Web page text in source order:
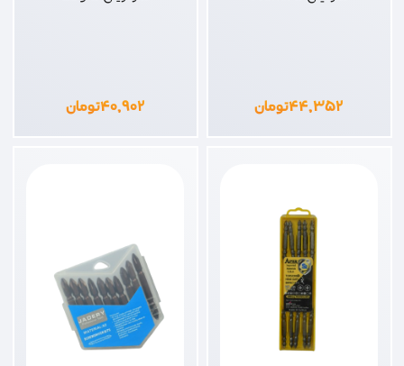
۴۴,۳۵۲تومان ۴۰,۹۰۲تومان